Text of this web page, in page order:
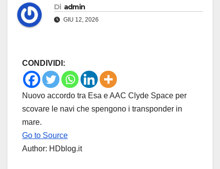
Di admin
GIU 12, 2026
CONDIVIDI:
Nuovo accordo tra Esa e AAC Clyde Space per
scovare le navi che spengono i transponder in
mare.
Go to Source
Author: HDblog.it